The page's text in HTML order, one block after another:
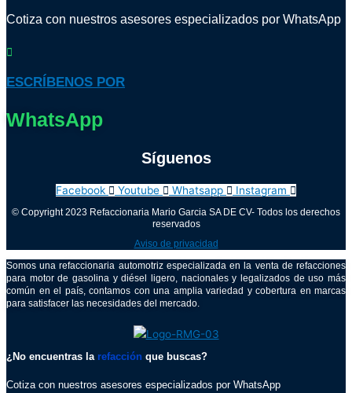
Cotiza con nuestros asesores especializados por WhatsApp
ESCRÍBENOS POR
WhatsApp
Síguenos
Facebook Youtube Whatsapp Instagram
© Copyright 2023 Refaccionaria Mario Garcia SA DE CV- Todos los derechos
reservados
Aviso de privacidad
Somos una refaccionaria automotriz especializada en la venta de refacciones
para motor de gasolina y diésel ligero, nacionales y legalizados de uso más
común en el país, contamos con una amplia variedad y cobertura en marcas
para satisfacer las necesidades del mercado.
¿No encuentras la refacción que buscas?
Cotiza con nuestros asesores especializados por WhatsApp